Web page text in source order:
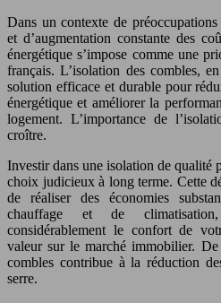
Dans un contexte de préoccupations
et d’augmentation constante des
énergétique s’impose comme une
français. L’isolation des combles,
solution efficace et durable pour
énergétique et améliorer la
logement. L’importance de
croître.
Investir dans une isolation de qualité
choix judicieux à long terme. Cette
de réaliser des économies
chauffage et de
considérablement le confort de
valeur sur le marché immobilier.
combles contribue à la réduction
serre.